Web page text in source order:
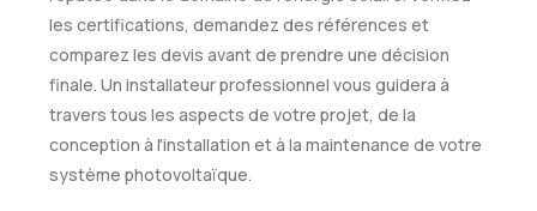
les certifications, demandez des références et
comparez les devis avant de prendre une décision
finale. Un installateur professionnel vous guidera à
travers tous les aspects de votre projet, de la
conception à l'installation et à la maintenance de votre
système photovoltaïque.